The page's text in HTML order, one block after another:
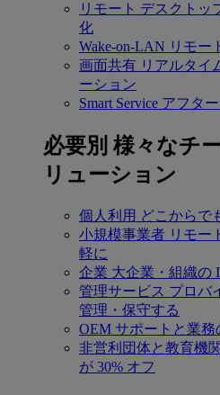
リモート デスクトッ
化
Wake-on-LAN リモー
画面共有 リアルタイ
ーション
Smart Service アフタ
必要別 様々なチ
リューション
個人利用 どこからで
小規模事業者 リモー
軽に
企業 大企業・組織の
管理サービス プロバ
管理・保守する
OEM サポートと業務
非営利団体と教育機関
が 30% オフ